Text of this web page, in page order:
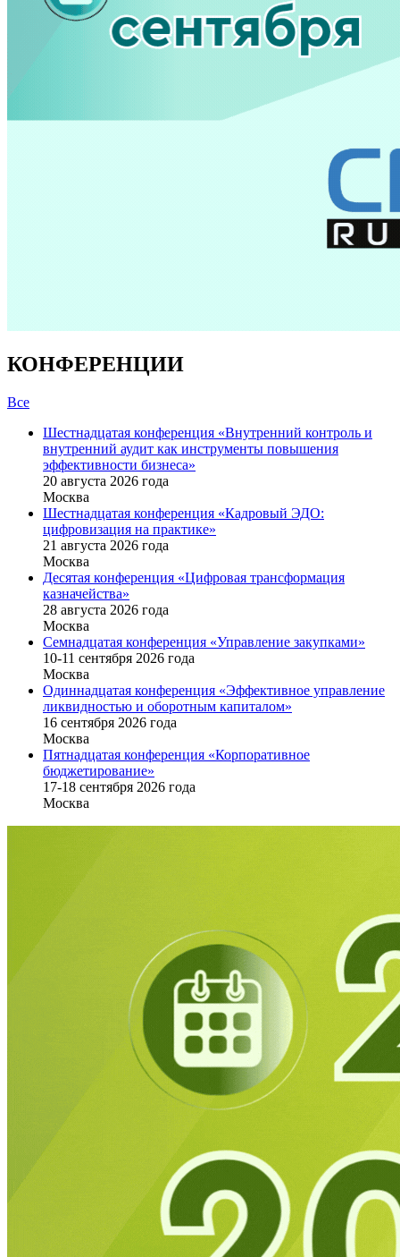
КОНФЕРЕНЦИИ
Все
Шестнадцатая конференция «Внутренний контроль и
внутренний аудит как инструменты повышения
эффективности бизнеса»
20 августа 2026 года
Москва
Шестнадцатая конференция «Кадровый ЭДО:
цифровизация на практике»
21 августа 2026 года
Москва
Десятая конференция «Цифровая трансформация
казначейства»
28 августа 2026 года
Москва
Семнадцатая конференция «Управление закупками»
10-11 сентября 2026 года
Москва
Одиннадцатая конференция «Эффективное управление
ликвидностью и оборотным капиталом»
16 cентября 2026 года
Москва
Пятнадцатая конференция «Корпоративное
бюджетирование»
17-18 сентября 2026 года
Москва